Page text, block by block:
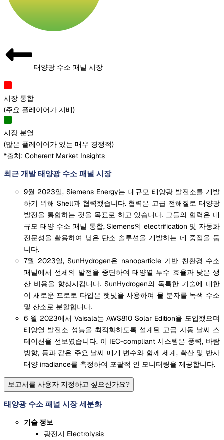
태양광 수소 패널 시장
시장 통합
(주요 플레이어가 지배)
시장 분열
(많은 플레이어가 있는 매우 경쟁적)
*출처: Coherent Market Insights
최근 개발 태양광 수소 패널 시장
9월 2023일, Siemens Energy는 대규모 태양광 발전소를 개발
하기 위해 Shell과 협력했습니다. 협력은 고급 전해질로 태양광
발전을 통합하는 것을 목표로 하고 있습니다. 그들의 협력은 대
규모 태양 수소 패널 통합, Siemens의 electrification 및 자동화
전문성을 활용하여 낮은 탄소 솔루션을 개발하는 데 중점을 둡
니다.
7월 2023일, SunHydrogen은 nanoparticle 기반 친환경 수소
패널에서 선체의 발전을 중단하여 태양열 투수 효율과 낮은 생
산 비용을 향상시킵니다. SunHydrogen의 독특한 기술에 대한
이 새로운 프로토 타입은 햇빛을 사용하여 물 분자를 녹색 수소
및 산소로 분할합니다.
6 월 2023에서 Vaisala는 AWS810 Solar Edition을 도입했으며
태양열 발전소 성능을 최적화하도록 설계된 고급 자동 날씨 스
테이션을 선보였습니다. 이 IEC-compliant 시스템은 풍력, 바람
방향, 등과 같은 주요 날씨 매개 변수와 함께 세계, 확산 및 반사
태양 irradiance를 측정하여 포괄적 인 모니터링을 제공합니다.
보고서를 사용자 지정하고 싶으신가요?
태양광 수소 패널 시장 세분화
기술 정보
광전지 Electrolysis